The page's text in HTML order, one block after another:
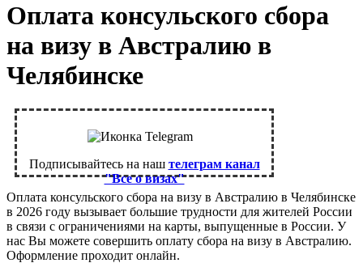
Оплата консульского сбора
на визу в Австралию в
Челябинске
Подписывайтесь на наш телеграм канал
"Все о визах"
Оплата консульского сбора на визу в Австралию в Челябинске
в 2026 году вызывает большие трудности для жителей России
в связи с ограничениями на карты, выпущенные в России. У
нас Вы можете совершить оплату сбора на визу в Австралию.
Оформление проходит онлайн.